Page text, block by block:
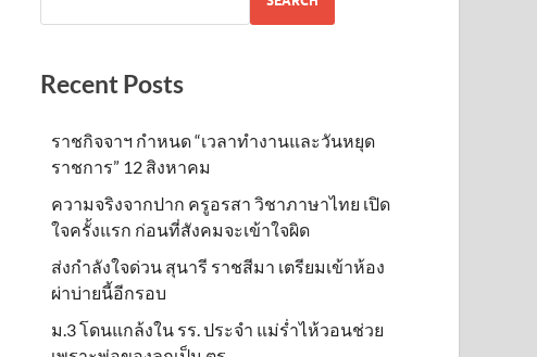
Recent Posts
ราชกิจจาฯ กำหนด “เวลาทำงานและวันหยุด
ราชการ” 12 สิงหาคม
ความจริงจากปาก ครูอรสา วิชาภาษาไทย เปิด
ใจครั้งแรก ก่อนที่สังคมจะเข้าใจผิด
ส่งกำลังใจด่วน สุนารี ราชสีมา เตรียมเข้าห้อง
ผ่าบ่ายนี้อีกรอบ
ม.3 โดนแกล้งใน รร. ประจำ แม่ร่ำไห้วอนช่วย